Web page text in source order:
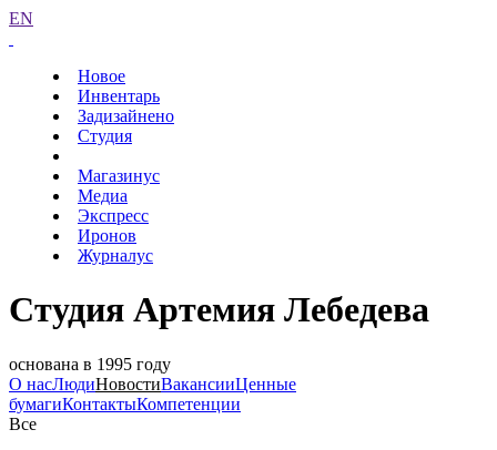
EN
Новое
Инвентарь
Задизайнено
Студия
Магазинус
Медиа
Экспресс
Иронов
Журналус
Студия Артемия Лебедева
основана в 1995 году
О насЛюдиНовостиВакансииЦенные
бумагиКонтактыКомпетенции
Все